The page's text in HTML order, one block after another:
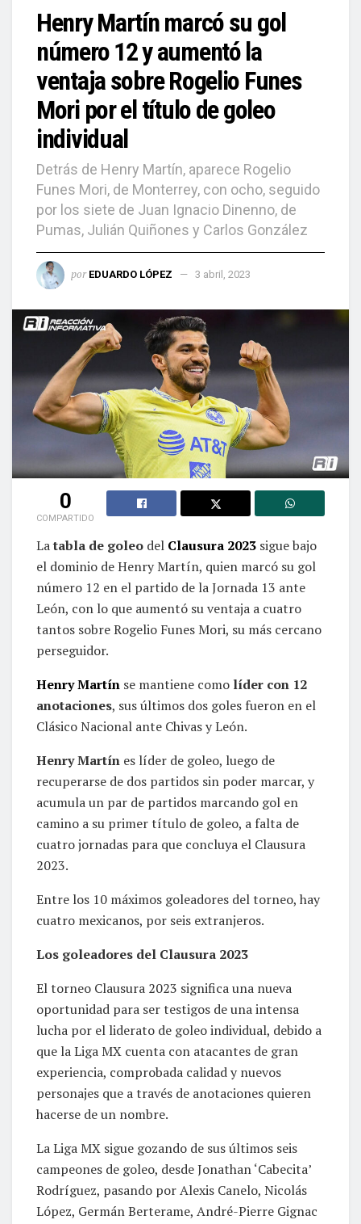
Henry Martín marcó su gol
número 12 y aumentó la
ventaja sobre Rogelio Funes
Mori por el título de goleo
individual
Detrás de Henry Martín, aparece Rogelio
Funes Mori, de Monterrey, con ocho, seguido
por los siete de Juan Ignacio Dinenno, de
Pumas, Julián Quiñones y Carlos González
por EDUARDO LÓPEZ 3 abril, 2023
0
COMPARTIDO
Latabla de goleo del Clausura 2023 sigue bajo
el dominio de Henry Martín, quien marcó su gol
número 12 en el partido de la Jornada 13 ante
León, con lo que aumentó su ventaja a cuatro
tantos sobre Rogelio Funes Mori, su más cercano
perseguidor.
Henry Martín se mantiene como líder con 12
anotaciones, sus últimos dos goles fueron en el
Clásico Nacional ante Chivas y León.
Henry Martín es líder de goleo, luego de
recuperarse de dos partidos sin poder marcar, y
acumula un par de partidos marcando gol en
camino a su primer título de goleo, a falta de
cuatro jornadas para que concluya el Clausura
2023.
Entre los 10 máximos goleadores del torneo, hay
cuatro mexicanos, por seis extranjeros.
Los goleadores del Clausura 2023
El torneo Clausura 2023 significa una nueva
oportunidad para ser testigos de una intensa
lucha por el liderato de goleo individual, debido a
que la Liga MX cuenta con atacantes de gran
experiencia, comprobada calidad y nuevos
personajes que a través de anotaciones quieren
hacerse de un nombre.
La Liga MX sigue gozando de sus últimos seis
campeones de goleo, desde Jonathan ‘Cabecita’
Rodríguez, pasando por Alexis Canelo, Nicolás
López, Germán Berterame, André-Pierre Gignac